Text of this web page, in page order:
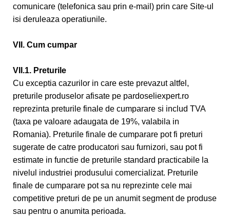
comunicare (telefonica sau prin e-mail) prin care Site-ul
isi deruleaza operatiunile.
VII. Cum cumpar
VII.1. Preturile
Cu exceptia cazurilor in care este prevazut altfel,
preturile produselor afisate pe pardoseliexpert.ro
reprezinta preturile finale de cumparare si includ TVA
(taxa pe valoare adaugata de 19%, valabila in
Romania). Preturile finale de cumparare pot fi preturi
sugerate de catre producatori sau furnizori, sau pot fi
estimate in functie de preturile standard practicabile la
nivelul industriei produsului comercializat. Preturile
finale de cumparare pot sa nu reprezinte cele mai
competitive preturi de pe un anumit segment de produse
sau pentru o anumita perioada.